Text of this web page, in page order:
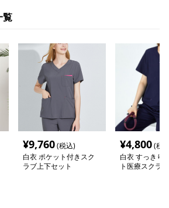
覧
¥9,760(税込)
白衣 ポケット付きスク
ラブ上下セット
¥4,800(税
白衣 すっきり
ト医療スクラブ